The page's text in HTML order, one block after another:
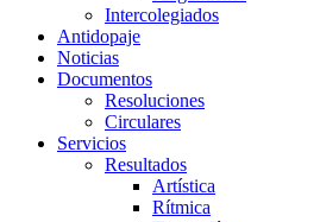
Intercolegiados
Antidopaje
Noticias
Documentos
Resoluciones
Circulares
Servicios
Resultados
Artística
Rítmica